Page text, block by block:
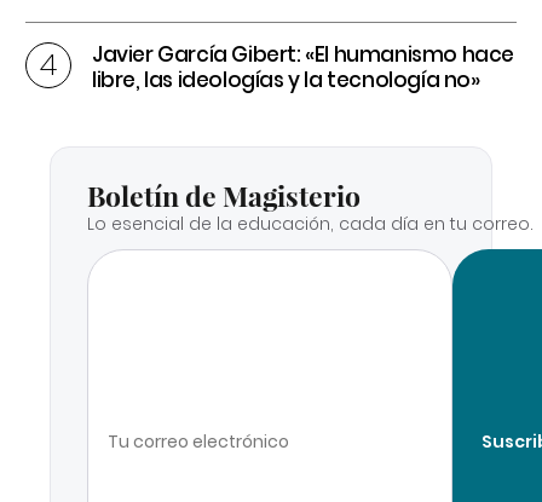
Javier García Gibert: «El humanismo hace
libre, las ideologías y la tecnología no»
Boletín de Magisterio
Lo esencial de la educación, cada día en tu correo.